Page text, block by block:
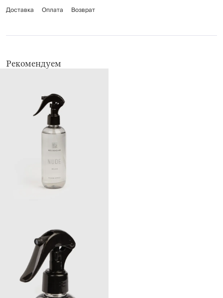
Спрей эффективно устраняет неприятные запахи, оставляя приятный
Доставка
Оплата Возврат
Рекомендуем